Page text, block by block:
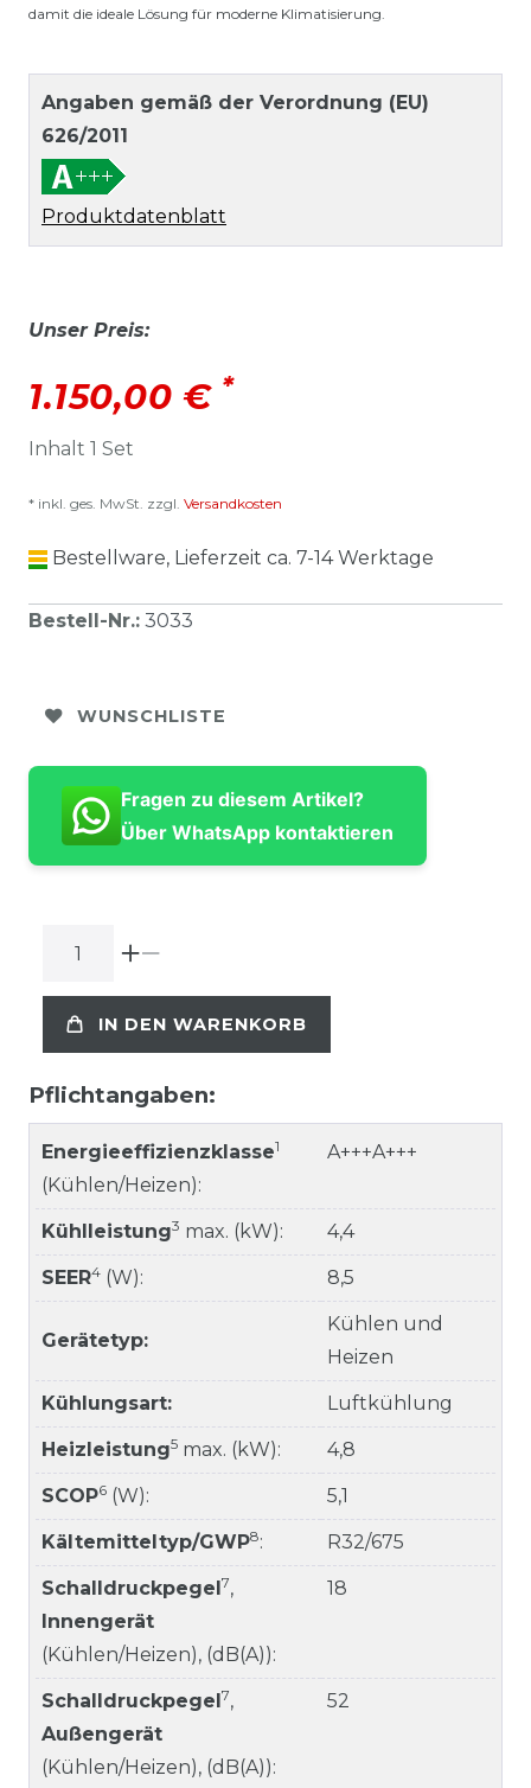
damit die ideale Lösung für moderne Klimatisierung.
Angaben gemäß der Verordnung (EU)
626/2011
Produktdatenblatt
Unser Preis:
1.150,00 € *
Inhalt 1 Set
* inkl. ges. MwSt. zzgl. Versandkosten
Bestellware, Lieferzeit ca. 7-14 Werktage
Bestell-Nr.: 3033
WUNSCHLISTE
Fragen zu diesem Artikel?
Über WhatsApp kontaktieren
IN DEN WARENKORB
Pflichtangaben:
Energieeffizienzklasse1
(Kühlen/Heizen):
A+++A+++
Kühlleistung3 max. (kW): 4,4
SEER4 (W): 8,5
Gerätetyp:
Kühlen und
Heizen
Kühlungsart: Luftkühlung
Heizleistung5 max. (kW): 4,8
SCOP6 (W): 5,1
Kältemitteltyp/GWP8: R32/675
Schalldruckpegel 7,
Innengerät
(Kühlen/Heizen), (dB(A)):
18
Schalldruckpegel 7,
Außengerät
(Kühlen/Heizen), (dB(A)):
52